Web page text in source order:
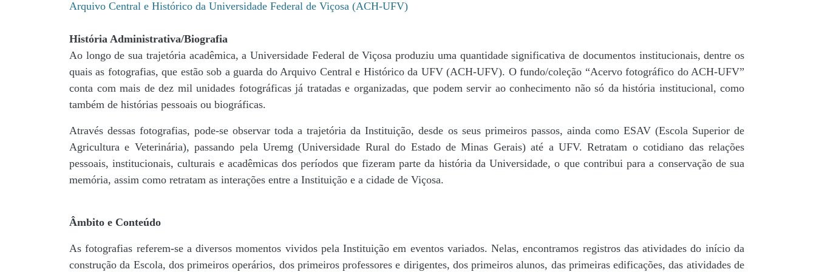
Arquivo Central e Histórico da Universidade Federal de Viçosa (ACH-UFV)
História Administrativa/Biografia
Ao longo de sua trajetória acadêmica, a Universidade Federal de Viçosa produziu uma quantidade significativa de documentos institucionais, dentre os
quais as fotografias, que estão sob a guarda do Arquivo Central e Histórico da UFV (ACH-UFV). O fundo/coleção “Acervo fotográfico do ACH-UFV”
conta com mais de dez mil unidades fotográficas já tratadas e organizadas, que podem servir ao conhecimento não só da história institucional, como
também de histórias pessoais ou biográficas.
Através dessas fotografias, pode-se observar toda a trajetória da Instituição, desde os seus primeiros passos, ainda como ESAV (Escola Superior de
Agricultura e Veterinária), passando pela Uremg (Universidade Rural do Estado de Minas Gerais) até a UFV. Retratam o cotidiano das relações
pessoais, institucionais, culturais e acadêmicas dos períodos que fizeram parte da história da Universidade, o que contribui para a conservação de sua
memória, assim como retratam as interações entre a Instituição e a cidade de Viçosa.
Âmbito e Conteúdo
As fotografias referem-se a diversos momentos vividos pela Instituição em eventos variados. Nelas, encontramos registros das atividades do início da
construção da Escola, dos primeiros operários, dos primeiros professores e dirigentes, ​dos primeiros alunos, das primeiras edificações, das atividades de